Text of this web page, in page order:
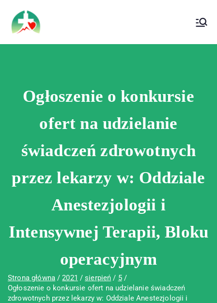
Wojewódzki Szpital Specjalistyczny im.
Św. Rafała w Czerwonej Górze
Ogłoszenie o konkursie
ofert na udzielanie
świadczeń zdrowotnych
przez lekarzy w: Oddziale
Anestezjologii i
Intensywnej Terapii, Bloku
operacyjnym
Strona główna 2021 sierpień
5
Ogłoszenie o konkursie ofert na udzielanie świadczeń
zdrowotnych przez lekarzy w: Oddziale Anestezjologii i